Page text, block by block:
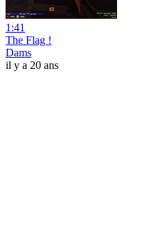
1:41
The Flag !
Dams
il y a 20 ans